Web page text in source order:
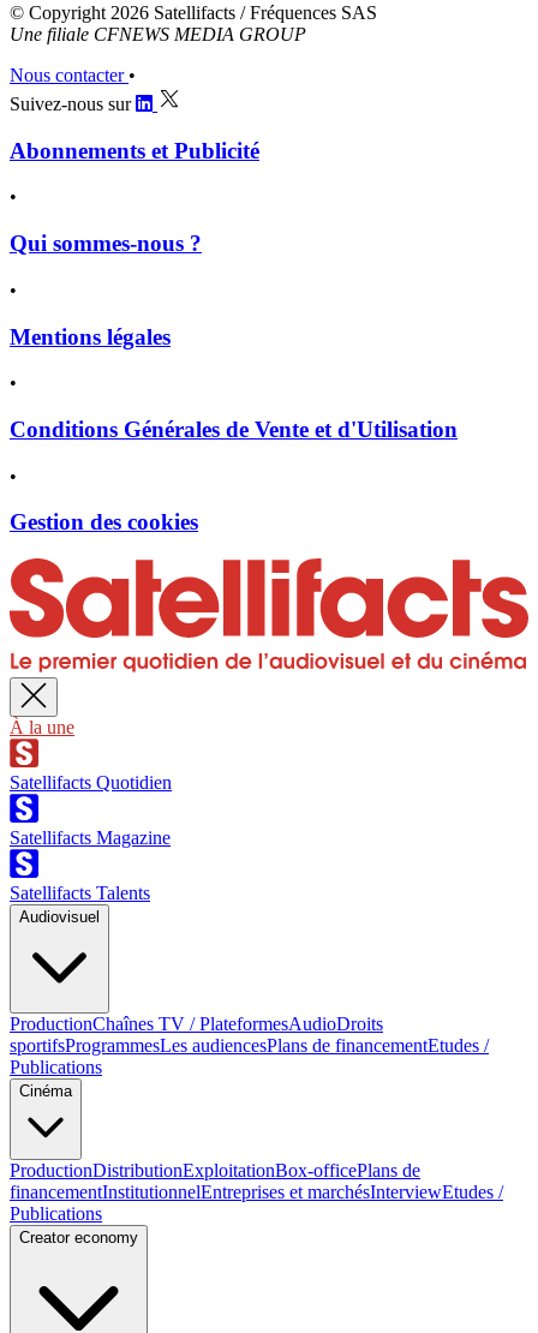
© Copyright 2026 Satellifacts / Fréquences SAS
Une filiale CFNEWS MEDIA GROUP
Nous contacter •
Suivez-nous sur
Abonnements et Publicité
•
Qui sommes-nous ?
•
Mentions légales
•
Conditions Générales de Vente et d'Utilisation
•
Gestion des cookies
À la une
Satellifacts Quotidien
Satellifacts Magazine
Satellifacts Talents
Audiovisuel
ProductionChaînes TV / PlateformesAudioDroits
sportifsProgrammesLes audiencesPlans de financementEtudes /
Publications
Cinéma
ProductionDistributionExploitationBox-officePlans de
financementInstitutionnelEntreprises et marchésInterviewEtudes /
Publications
Creator economy